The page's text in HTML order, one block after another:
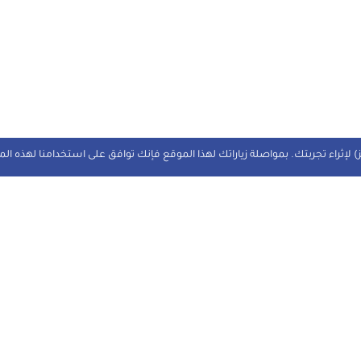
تجربتك. بمواصلة زياراتك لهذا الموقع فإنك توافق على استخدامنا لهذه